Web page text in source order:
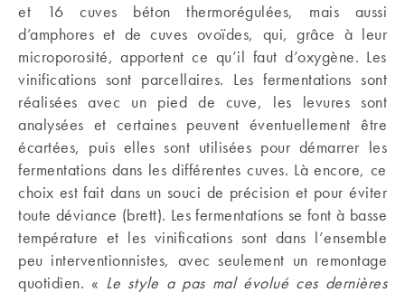
et 16 cuves béton thermorégulées, mais aussi
d’amphores et de cuves ovoïdes, qui, grâce à leur
microporosité, apportent ce qu’il faut d’oxygène. Les
vinifications sont parcellaires. Les fermentations sont
réalisées avec un pied de cuve, les levures sont
analysées et certaines peuvent éventuellement être
écartées, puis elles sont utilisées pour démarrer les
fermentations dans les différentes cuves. Là encore, ce
choix est fait dans un souci de précision et pour éviter
toute déviance (brett). Les fermentations se font à basse
température et les vinifications sont dans l’ensemble
peu interventionnistes, avec seulement un remontage
quotidien. « Le style a pas mal évolué ces dernières